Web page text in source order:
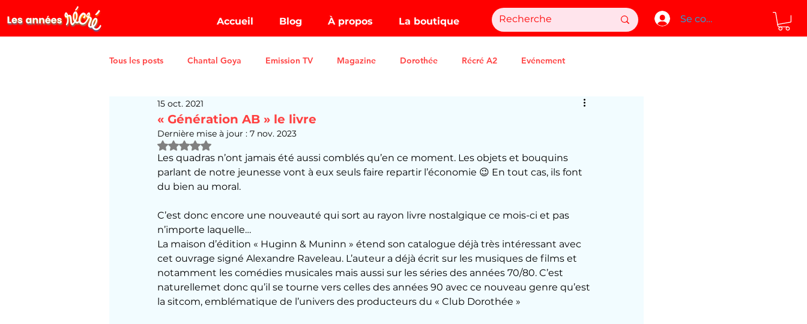
Accueil Blog À propos La boutique Se connecter
Tous les posts Chantal Goya Emission TV Magazine Dorothée Récré A2 Evénement
« Génération AB » le livre
15 oct. 2021
Dernière mise à jour : 7 nov. 2023
Noté NaN étoiles sur 5.
Les quadras n’ont jamais été aussi comblés qu’en ce moment. Les objets et bouquins
parlant de notre jeunesse vont à eux seuls faire repartir l’économie 😉 En tout cas, ils font
du bien au moral.
C’est donc encore une nouveauté qui sort au rayon livre nostalgique ce mois-ci et pas
n’importe laquelle…
La maison d’édition « Huginn & Muninn » étend son catalogue déjà très intéressant avec
cet ouvrage signé Alexandre Raveleau. L’auteur a déjà écrit sur les musiques de films et
notamment les comédies musicales mais aussi sur les séries des années 70/80. C’est
naturellemet donc qu’il se tourne vers celles des années 90 avec ce nouveau genre qu’est
la sitcom, emblématique de l’univers des producteurs du « Club Dorothée »